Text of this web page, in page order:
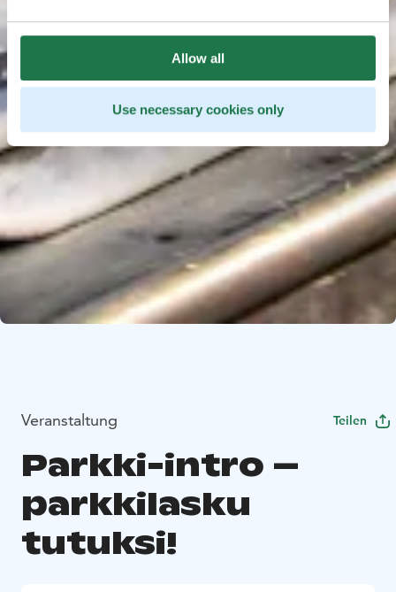
Allow all
Use necessary cookies only
Veranstaltung Teilen
Parkki-intro –
parkkilasku
tutuksi!